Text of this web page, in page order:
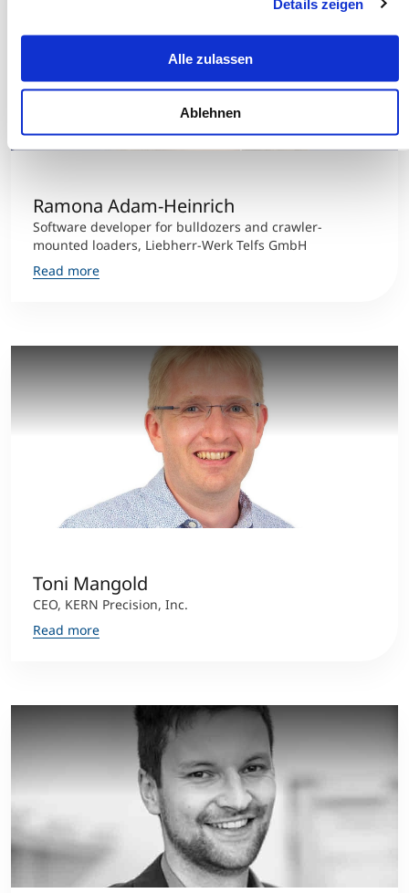
Details zeigen
Alle zulassen
Ablehnen
Ramona Adam-Heinrich
Software developer for bulldozers and crawler-
mounted loaders, Liebherr-Werk Telfs GmbH
Read more
Toni Mangold
CEO, KERN Precision, Inc.
Read more